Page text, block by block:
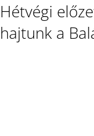
Hétvégi
hajtunk a